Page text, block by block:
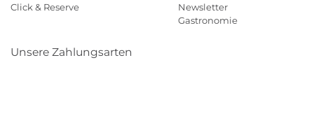
Click & Reserve
Newsletter
Gastronomie
Unsere Zahlungsarten